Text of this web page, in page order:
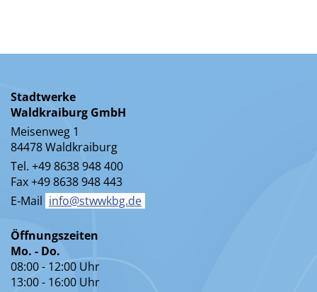
Stadtwerke
Waldkraiburg GmbH
Meisenweg 1
84478 Waldkraiburg
Tel. +49 8638 948 400
Fax +49 8638 948 443
E-Mail info@stwwkbg.de
Öffnungszeiten
Mo. - Do.
08:00 - 12:00 Uhr
13:00 - 16:00 Uhr